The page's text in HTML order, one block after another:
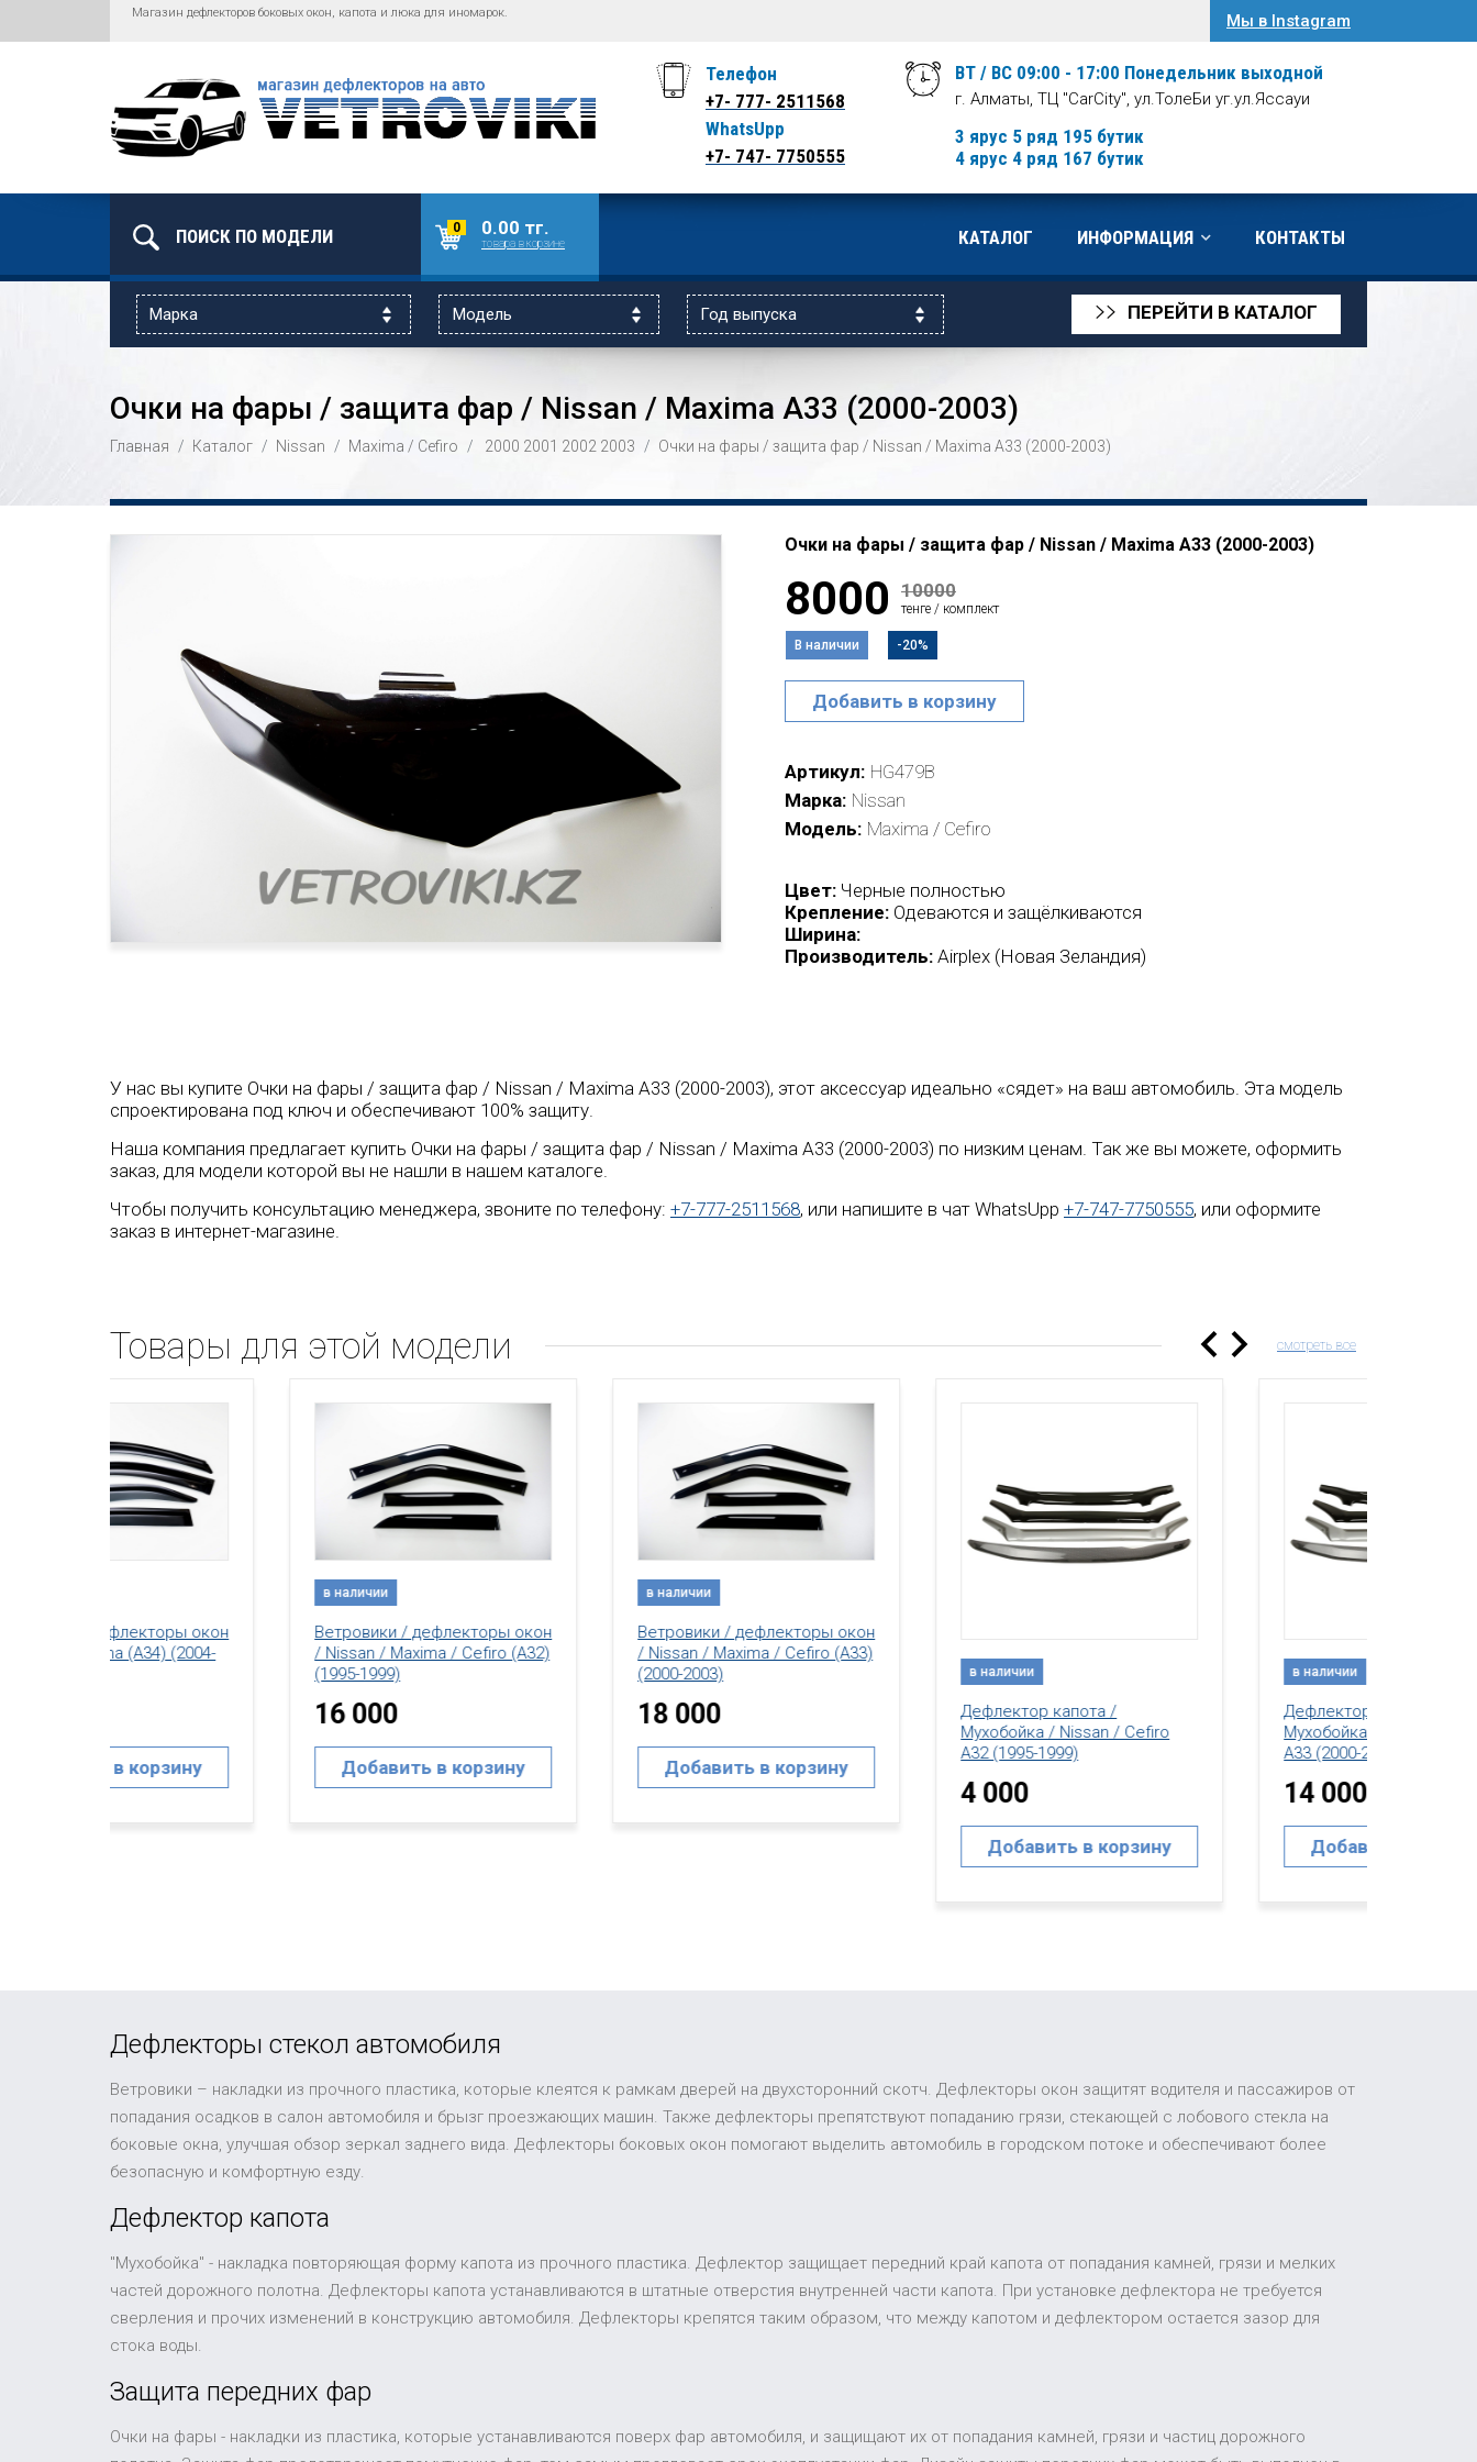
Магазин дефлекторов боковых окон, капота и люка для иномарок. Мы в Instagram
Телефон
+7- 777- 2511568
WhatsUpp
+7- 747- 7750555
ВТ / ВС 09:00 - 17:00 Понедельник выходной
г. Алматы, ТЦ "CarCity", ул.ТолеБи уг.ул.Яссауи
3 ярус 5 ряд 195 бутик
4 ярус 4 ряд 167 бутик
0 0.00 тг.
товара в корзине КАТАЛОГ ИНФОРМАЦИЯ КОНТАКТЫ
>> ПЕРЕЙТИ В КАТАЛОГ
Очки на фары / защита фар / Nissan / Maxima A33 (2000-2003)
Главная Каталог Nissan Maxima / Cefiro 2000 2001 2002 2003 Очки на фары / защита фар / Nissan / Maxima A33 (2000-2003)
Очки на фары / защита фар / Nissan / Maxima A33 (2000-2003)
8000 10000
тенге / комплект
В наличии -20%
Добавить в корзину
Артикул HG479B
Марка Nissan
Модель Maxima / Cefiro
Цвет: Черные полностью
Крепление: Одеваются и защёлкиваются
Ширина:
Производитель: Airplex (Новая Зеландия)
У нас вы купите Очки на фары / защита фар / Nissan / Maxima A33 (2000-2003), этот аксессуар идеально «сядет» на ваш автомобиль. Эта модель
спроектирована под ключ и обеспечивают 100% защиту.
Наша компания предлагает купить Очки на фары / защита фар / Nissan / Maxima A33 (2000-2003) по низким ценам. Так же вы можете, оформить
заказ, для модели которой вы не нашли в нашем каталоге.
Чтобы получить консультацию менеджера, звоните по телефону: +7-777-2511568, или напишите в чат WhatsUpp +7-747-7750555, или оформите
заказ в интернет-магазине.
Товары для этой модели смотреть все
Ветровики / дефлекторы окон
/ Nissan / Maxima / Cefiro (A32)
Добавить в корзину
Ветровики / дефлекторы окон
/ Nissan / Maxima / Cefiro (A33)
Добавить в корзину
Мухобойка / Nissan / Cefiro
A32 (1995-1999)
4 000
Добавить в корзину
Дефлектор капота /
Мухобойка / Nissan / Maxima
Добавить в корзину
Дефлекторы стекол автомобиля
Ветровики – накладки из прочного пластика, которые клеятся к рамкам дверей на двухсторонний скотч. Дефлекторы окон защитят водителя и пассажиров от
попадания осадков в салон автомобиля и брызг проезжающих машин. Также дефлекторы препятствуют попаданию грязи, стекающей с лобового стекла на
боковые окна, улучшая обзор зеркал заднего вида. Дефлекторы боковых окон помогают выделить автомобиль в городском потоке и обеспечивают более
безопасную и комфортную езду.
Дефлектор капота
"Мухобойка" - накладка повторяющая форму капота из прочного пластика. Дефлектор защищает передний край капота от попадания камней, грязи и мелких
частей дорожного полотна. Дефлекторы капота устанавливаются в штатные отверстия внутренней части капота. При установке дефлектора не требуется
сверления и прочих изменений в конструкцию автомобиля. Дефлекторы крепятся таким образом, что между капотом и дефлектором остается зазор для
стока воды.
Защита передних фар
Очки на фары - накладки из пластика, которые устанавливаются поверх фар автомобиля, и защищают их от попадания камней, грязи и частиц дорожного